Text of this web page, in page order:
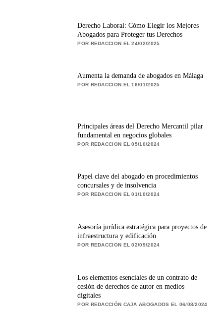
Derecho Laboral: Cómo Elegir los Mejores
Abogados para Proteger tus Derechos
POR REDACCION EL 24/02/2025
Aumenta la demanda de abogados en Málaga
POR REDACCION EL 16/01/2025
Principales áreas del Derecho Mercantil pilar
fundamental en negocios globales
POR REDACCION EL 05/10/2024
Papel clave del abogado en procedimientos
concursales y de insolvencia
POR REDACCION EL 01/10/2024
Asesoría jurídica estratégica para proyectos de
infraestructura y edificación
POR REDACCION EL 02/09/2024
Los elementos esenciales de un contrato de
cesión de derechos de autor en medios
digitales
POR REDACCIÓN CAJA ABOGADOS EL 06/08/2024